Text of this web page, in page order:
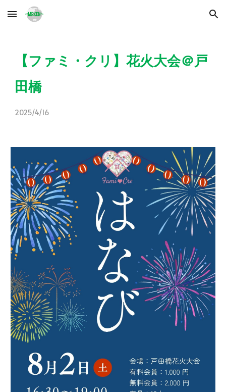
Skip to main content Skip to navigation
【ファミ・クリ】花火大会＠戸
田橋
2025/4/16